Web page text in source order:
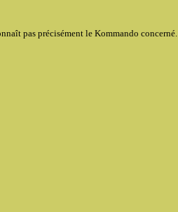
pas précisément le Kommando concerné.